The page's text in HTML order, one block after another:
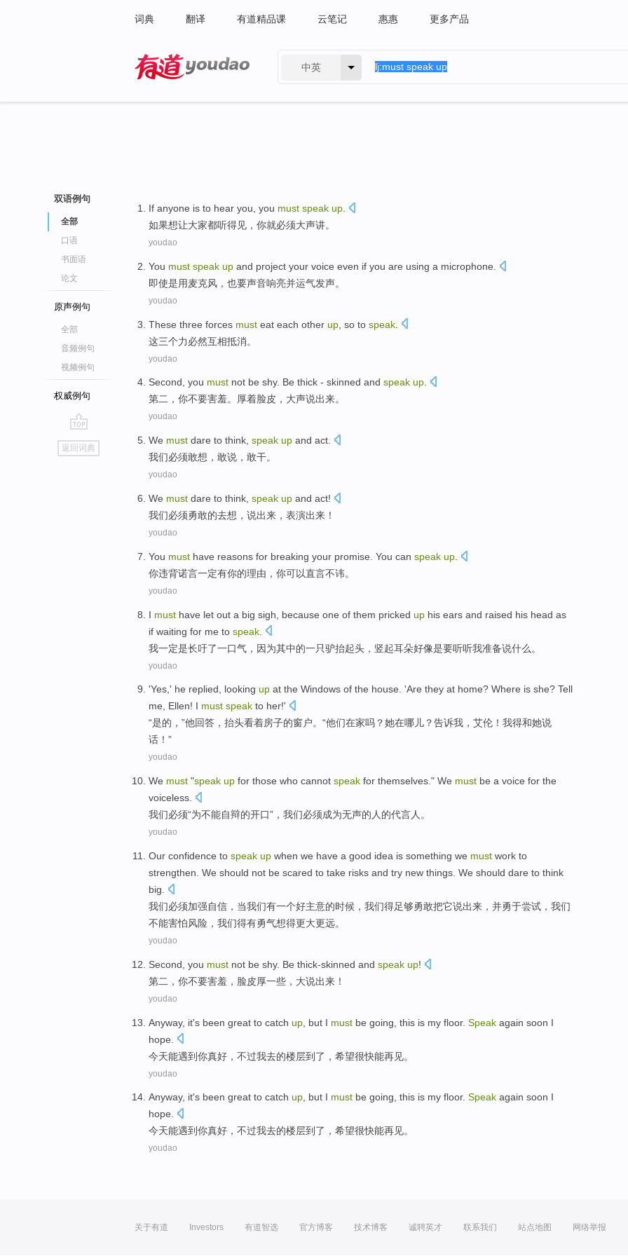
词典 翻译 有道精品课 云笔记 惠惠 更多产品
中英
双语例句
全部
口语
书面语
论文
原声例句
全部
音频例句
视频例句
权威例句
go
top
返回词典
If anyone is to hear you you must speak up
如果想让大家都听得见， 你就必须大声讲。
youdao
You must speak up and project your voice even if you are using a microphone
即使是用麦克风 ，也要声音响亮并运气发声。
youdao
These three forces must eat each other up , so to speak
这三个力必然互相抵消。
youdao
Second, you must not be shy. Be thick - skinned and speak up.
第二 ， 你不要害羞。 厚着脸皮 ， 大声说出来。
youdao
We must dare to think speak up and act.
我们必须敢想 ，敢说 ，敢干。
youdao
We must dare to think speak up and act!
我们必须勇敢的去想 ， 说出来，表演出来！
youdao
You must have reasons for breaking your promise . You can speak up
你违背诺言一定有你的理由 ，你可以直言不讳。
youdao
I must have let out a big sigh because one of them pricked up his ears and raised his head as
if waiting for me to speak
我一定是长吁了一口气， 因为其中的一只驴抬起头 ， 竖起耳朵好像是要听听我准备说什么。
youdao
'Yes,' he replied, looking up at the Windows of the house. 'Are they at home? Where is she? Tell
me, Ellen! I must speak to her!'
“是的 ，”他回答 ， 抬头看着房子的窗户。“他们在家吗？她在哪儿 ？告诉我 ， 艾伦 ！ 我得和她说
话 ！”
youdao
We must "speak up for those who cannot speak for themselves." We must be a voice for the
voiceless
我们必须“为不能自辩的开口”，我们必须成为无声的人 的代言人 。
youdao
Our confidence to speak up when we have a good idea is something we must work to
strengthen . We should not be scared to take risks and try new things We should dare to think
big
我们必须加强自信 ， 当我们有一个好主意的时候，我们得足够勇敢把它说出来， 并勇于尝试，我们
不能害怕风险 ，我们得有勇气想得更大更远。
youdao
Second you must not be shy. Be thick-skinned and speak up!
第二 ， 你不要害羞 ， 脸皮厚一些， 大说出来 ！
youdao
Anyway, it's been great to catch up but I must be going , this is my floor. Speak again soon I
hope
今天能遇到你真好 ， 不过我去的楼层到了 ， 希望很快能再见。
youdao
Anyway, it's been great to catch up, but I must be going, this is my floor. Speak again soon I
hope.
今天能遇到你真好 ， 不过我去的楼层到了 ， 希望很快能再见。
youdao
关于有道 Investors 有道智选 官方博客 技术博客 诚聘英才 联系我们 站点地图 网络举报